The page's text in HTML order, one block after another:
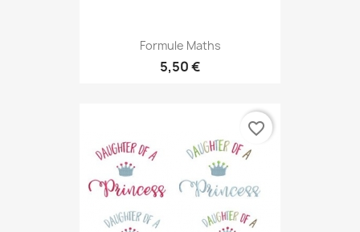
Formule Maths
5,50 €
favorite_border